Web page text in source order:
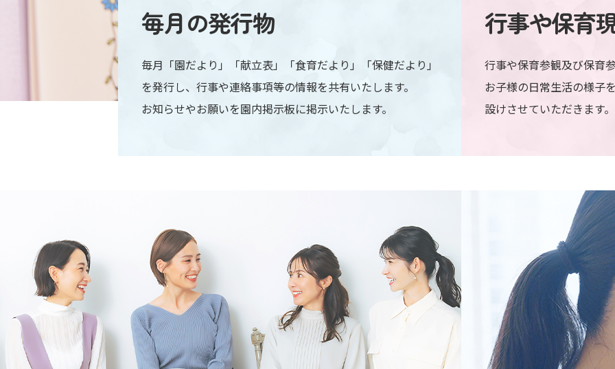
毎月の発行物
毎月「園だより」「献立表」「食育だより」「保健だより」
を発行し、行事や連絡事項等の情報を共有いたします。
お知らせやお願いを園内掲示板に掲示いたします。
行事や保育
行事や保育参観及び保育
お子様の日常生活の様子
設けさせていただきます。